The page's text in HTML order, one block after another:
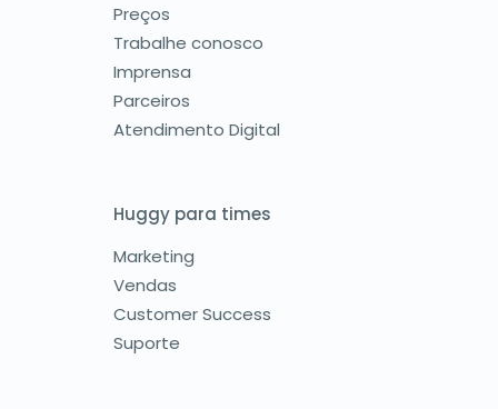
Preços
Trabalhe conosco
Imprensa
Parceiros
Atendimento Digital
Huggy para times
Marketing
Vendas
Customer Success
Suporte